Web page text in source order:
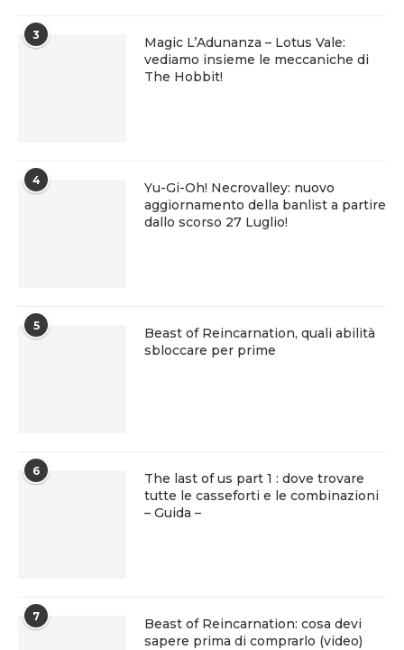
3
Magic L’Adunanza – Lotus Vale:
vediamo insieme le meccaniche di
The Hobbit!
4
Yu-Gi-Oh! Necrovalley: nuovo
aggiornamento della banlist a partire
dallo scorso 27 Luglio!
5
Beast of Reincarnation, quali abilità
sbloccare per prime
6
The last of us part 1 : dove trovare
tutte le casseforti e le combinazioni
– Guida –
7
Beast of Reincarnation: cosa devi
sapere prima di comprarlo (video)